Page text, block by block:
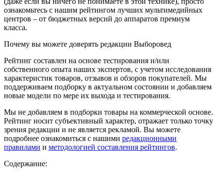
ознакомьтесь с нашим рейтингом лучших мультимедийных
центров – от бюджетных версий до аппаратов премиум
класса.
Почему вы можете доверять редакции Выборовед
Рейтинг составлен на основе тестирования и/или
собственного опыта наших экспертов, с учетом исследования
характеристик товаров, отзывов и обзоров покупателей. Мы
поддерживаем подборку в актуальном состоянии и добавляем
новые модели по мере их выхода и тестирования.
Мы не добавляем в подборки товары на коммерческой основе.
Рейтинг носит субъективный характер, отражает только точку
зрения редакции и не является рекламой. Вы можете
подробнее ознакомиться с нашими редакционными
правилами и методологией составления рейтингов.
Содержание: